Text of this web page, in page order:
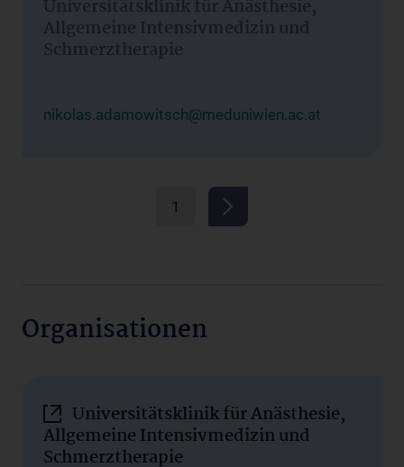
Universitätsklinik für Anästhesie,
Allgemeine Intensivmedizin und
Schmerztherapie
nikolas.adamowitsch@meduniwien.ac.at
1
Organisationen
Universitätsklinik für Anästhesie,
Allgemeine Intensivmedizin und
Schmerztherapie